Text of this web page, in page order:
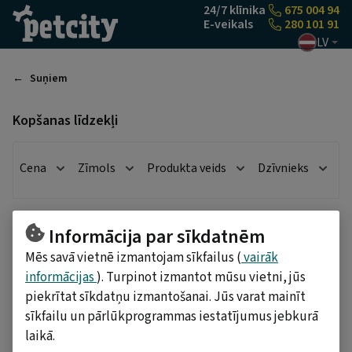
Pāriet uz saturu24/7 klīnika
675 004 94
E-veikals
280 101 91
LV
Suņiem
Kopšanas līdzekļi
Cena Zīmols Produkta veids Dzīvnieks
produkti
PetCity Draugs 2=3
VET'S BEST salvetes suņu un
kaķu ausu tīrīšanai, 50 gab.
PetCity Draugs 2=3
Diafarm zobupasta suņiem
75G
Informācija par sīkdatnēm
Mēs savā vietnē izmantojam sīkfailus (vairāk
informācijas). Turpinot izmantot mūsu vietni, jūs
piekrītat sīkdatņu izmantošanai. Jūs varat mainīt
sīkfailu un pārlūkprogrammas iestatījumus jebkurā
laikā.